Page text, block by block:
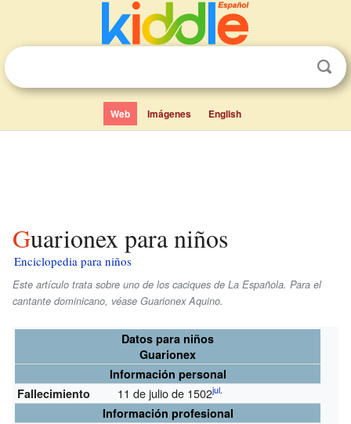
Web Imágenes English
Guarionex para niños
Enciclopedia para niños
Este artículo trata sobre uno de los caciques de La Española. Para el
cantante dominicano, véase Guarionex Aquino.
Datos para niños
Guarionex
Información personal
Fallecimiento
11 de julio de 1502jul.
Información profesional